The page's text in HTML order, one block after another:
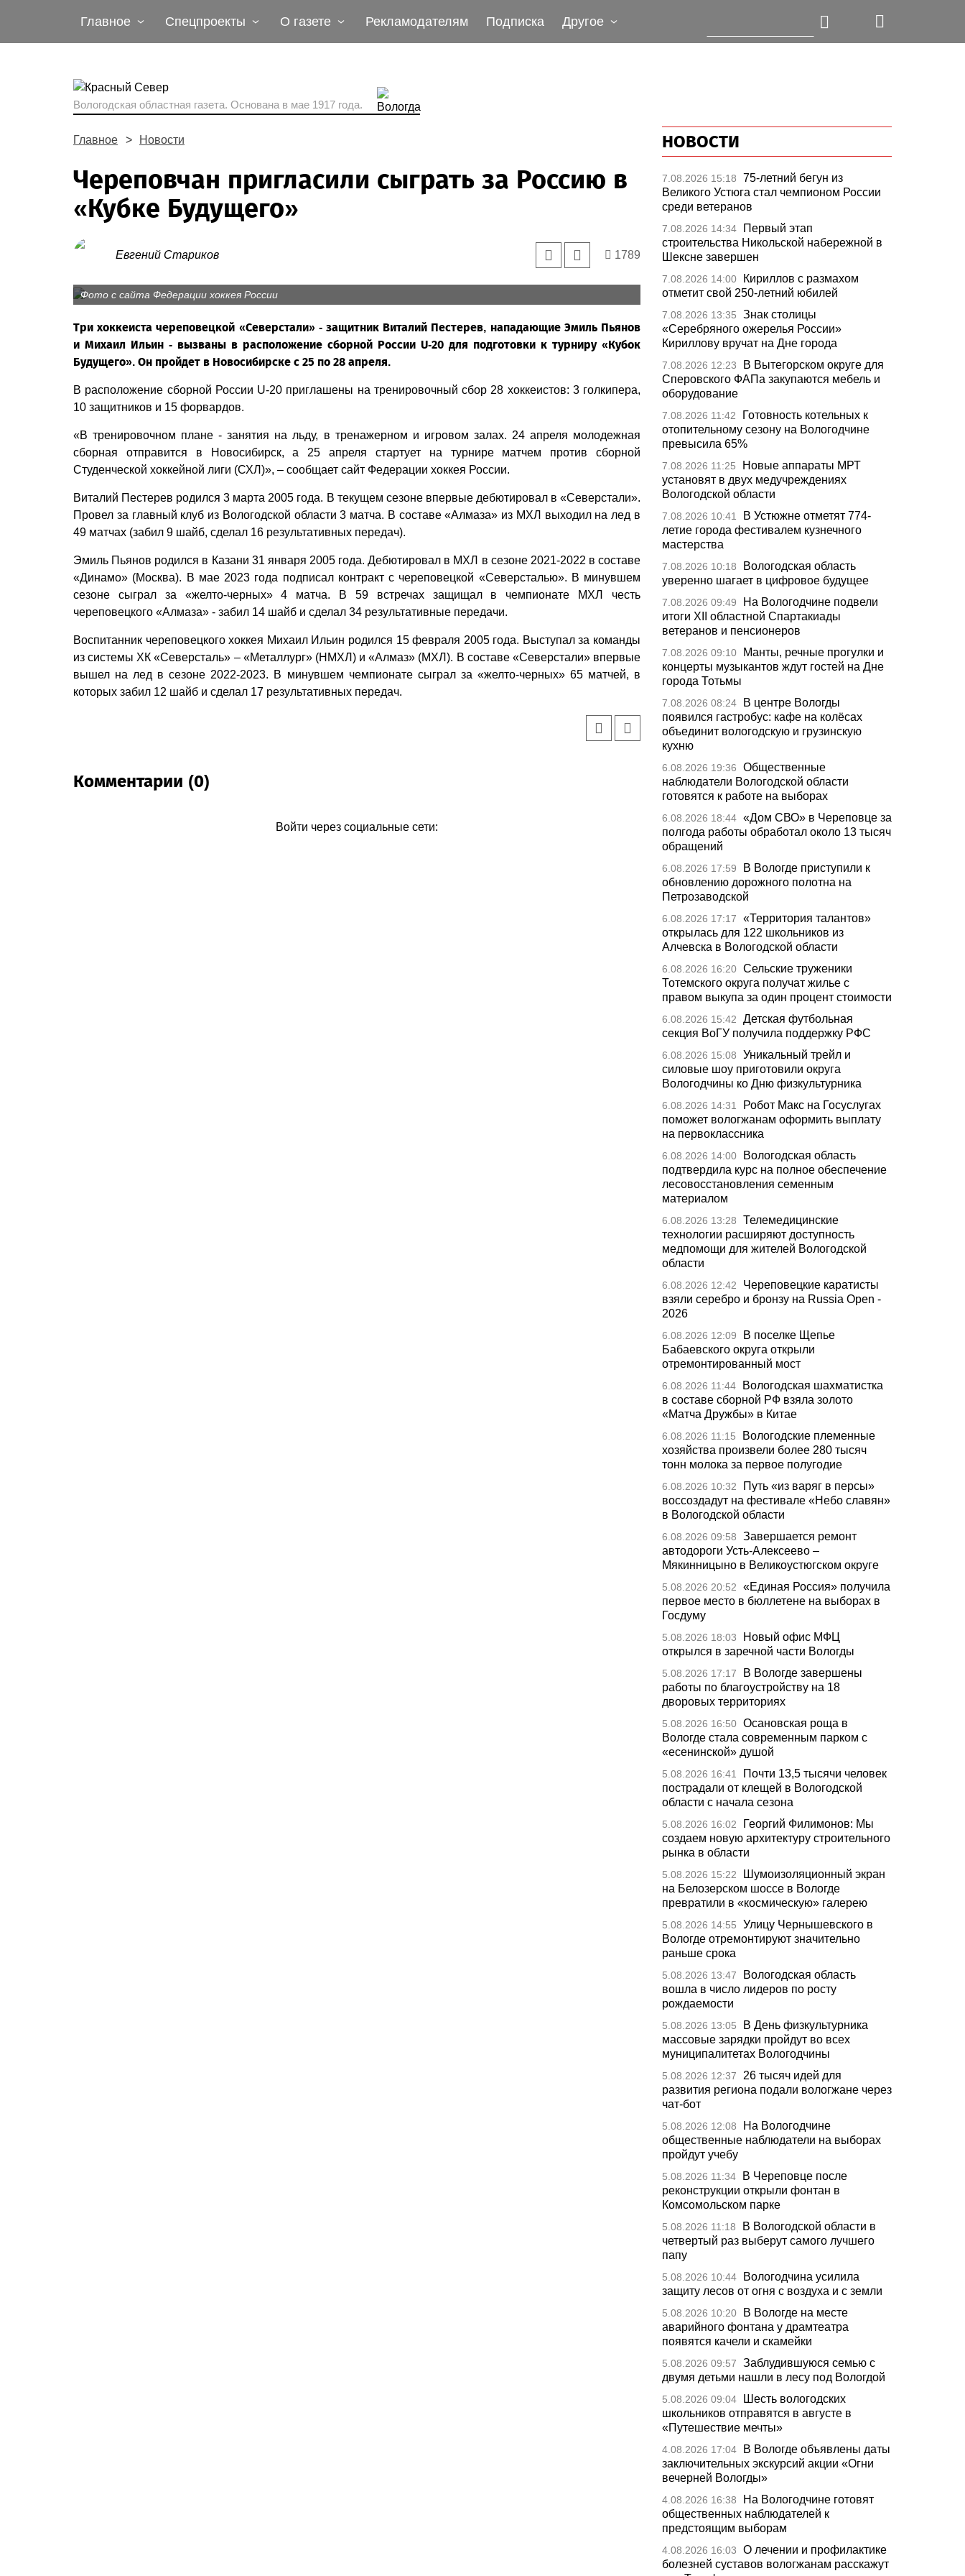
Главное Спецпроекты О газете Рекламодателям Подписка Другое
Вологодская областная газета. Основана в мае 1917 года.
Главное Новости
Череповчан пригласили сыграть за Россию в
«Кубке Будущего»
Евгений Стариков 1789
Фото с сайта Федерации хоккея России
Три хоккеиста череповецкой «Северстали» - защитник Виталий Пестерев, нападающие Эмиль Пьянов
и Михаил Ильин - вызваны в расположение сборной России U-20 для подготовки к турниру «Кубок
Будущего». Он пройдет в Новосибирске с 25 по 28 апреля.
В расположение сборной России U-20 приглашены на тренировочный сбор 28 хоккеистов: 3 голкипера,
10 защитников и 15 форвардов.
«В тренировочном плане - занятия на льду, в тренажерном и игровом залах. 24 апреля молодежная
сборная отправится в Новосибирск, а 25 апреля стартует на турнире матчем против сборной
Студенческой хоккейной лиги (СХЛ)», – сообщает сайт Федерации хоккея России.
Виталий Пестерев родился 3 марта 2005 года. В текущем сезоне впервые дебютировал в «Северстали».
Провел за главный клуб из Вологодской области 3 матча. В составе «Алмаза» из МХЛ выходил на лед в
49 матчах (забил 9 шайб, сделал 16 результативных передач).
Эмиль Пьянов родился в Казани 31 января 2005 года. Дебютировал в МХЛ в сезоне 2021-2022 в составе
«Динамо» (Москва). В мае 2023 года подписал контракт с череповецкой «Северсталью». В минувшем
сезоне сыграл за «желто-черных» 4 матча. В 59 встречах защищал в чемпионате МХЛ честь
череповецкого «Алмаза» - забил 14 шайб и сделал 34 результативные передачи.
Воспитанник череповецкого хоккея Михаил Ильин родился 15 февраля 2005 года. Выступал за команды
из системы ХК «Северсталь» – «Металлург» (НМХЛ) и «Алмаз» (МХЛ). В составе «Северстали» впервые
вышел на лед в сезоне 2022-2023. В минувшем чемпионате сыграл за «желто-черных» 65 матчей, в
которых забил 12 шайб и сделал 17 результативных передач.
Комментарии (0)
Войти через социальные сети:
НОВОСТИ
7.08.2026 15:18
75-летний бегун из
Великого Устюга стал чемпионом России
среди ветеранов
7.08.2026 14:34
Первый этап
строительства Никольской набережной в
Шексне завершен
7.08.2026 14:00
Кириллов с размахом
отметит свой 250-летний юбилей
7.08.2026 13:35
Знак столицы
«Серебряного ожерелья России»
Кириллову вручат на Дне города
7.08.2026 12:23
В Вытегорском округе для
Сперовского ФАПа закупаются мебель и
оборудование
7.08.2026 11:42
Готовность котельных к
отопительному сезону на Вологодчине
превысила 65%
7.08.2026 11:25
Новые аппараты МРТ
установят в двух медучреждениях
Вологодской области
7.08.2026 10:41
В Устюжне отметят 774-
летие города фестивалем кузнечного
мастерства
7.08.2026 10:18
Вологодская область
уверенно шагает в цифровое будущее
7.08.2026 09:49
На Вологодчине подвели
итоги XII областной Спартакиады
ветеранов и пенсионеров
7.08.2026 09:10
Манты, речные прогулки и
концерты музыкантов ждут гостей на Дне
города Тотьмы
7.08.2026 08:24
В центре Вологды
появился гастробус: кафе на колёсах
объединит вологодскую и грузинскую
кухню
6.08.2026 19:36
Общественные
наблюдатели Вологодской области
готовятся к работе на выборах
6.08.2026 18:44 «Дом СВО» в Череповце за
полгода работы обработал около 13 тысяч
обращений
6.08.2026 17:59
В Вологде приступили к
обновлению дорожного полотна на
Петрозаводской
6.08.2026 17:17
«Территория талантов»
открылась для 122 школьников из
Алчевска в Вологодской области
6.08.2026 16:20 Сельские труженики
Тотемского округа получат жилье с
правом выкупа за один процент стоимости
6.08.2026 15:42
Детская футбольная
секция ВоГУ получила поддержку РФС
6.08.2026 15:08
Уникальный трейл и
силовые шоу приготовили округа
Вологодчины ко Дню физкультурника
6.08.2026 14:31
Робот Макс на Госуслугах
поможет вологжанам оформить выплату
на первоклассника
6.08.2026 14:00
Вологодская область
подтвердила курс на полное обеспечение
лесовосстановления семенным
материалом
6.08.2026 13:28
Телемедицинские
технологии расширяют доступность
медпомощи для жителей Вологодской
области
6.08.2026 12:42
Череповецкие каратисты
взяли серебро и бронзу на Russia Open -
2026
6.08.2026 12:09
В поселке Щепье
Бабаевского округа открыли
отремонтированный мост
6.08.2026 11:44
Вологодская шахматистка
в составе сборной РФ взяла золото
«Матча Дружбы» в Китае
6.08.2026 11:15
Вологодские племенные
хозяйства произвели более 280 тысяч
тонн молока за первое полугодие
6.08.2026 10:32
Путь «из варяг в персы»
воссоздадут на фестивале «Небо славян»
в Вологодской области
6.08.2026 09:58
Завершается ремонт
автодороги Усть-Алексеево –
Мякинницыно в Великоустюгском округе
5.08.2026 20:52
«Единая Россия» получила
первое место в бюллетене на выборах в
Госдуму
5.08.2026 18:03
Новый офис МФЦ
открылся в заречной части Вологды
5.08.2026 17:17
В Вологде завершены
работы по благоустройству на 18
дворовых территориях
5.08.2026 16:50 Осановская роща в
Вологде стала современным парком с
«есенинской» душой
5.08.2026 16:41
Почти 13,5 тысячи человек
пострадали от клещей в Вологодской
области с начала сезона
5.08.2026 16:02
Георгий Филимонов: Мы
создаем новую архитектуру строительного
рынка в области
5.08.2026 15:22
Шумоизоляционный экран
на Белозерском шоссе в Вологде
превратили в «космическую» галерею
5.08.2026 14:55
Улицу Чернышевского в
Вологде отремонтируют значительно
раньше срока
5.08.2026 13:47
Вологодская область
вошла в число лидеров по росту
рождаемости
5.08.2026 13:05
В День физкультурника
массовые зарядки пройдут во всех
муниципалитетах Вологодчины
5.08.2026 12:37
26 тысяч идей для
развития региона подали вологжане через
чат-бот
5.08.2026 12:08
На Вологодчине
общественные наблюдатели на выборах
пройдут учебу
5.08.2026 11:34
В Череповце после
реконструкции открыли фонтан в
Комсомольском парке
5.08.2026 11:18
В Вологодской области в
четвертый раз выберут самого лучшего
папу
5.08.2026 10:44
Вологодчина усилила
защиту лесов от огня с воздуха и с земли
5.08.2026 10:20
В Вологде на месте
аварийного фонтана у драмтеатра
появятся качели и скамейки
5.08.2026 09:57
Заблудившуюся семью с
двумя детьми нашли в лесу под Вологдой
5.08.2026 09:04
Шесть вологодских
школьников отправятся в августе в
«Путешествие мечты»
4.08.2026 17:04
В Вологде объявлены даты
заключительных экскурсий акции «Огни
вечерней Вологды»
4.08.2026 16:38
На Вологодчине готовят
общественных наблюдателей к
предстоящим выборам
4.08.2026 16:03
О лечении и профилактике
болезней суставов вологжанам расскажут